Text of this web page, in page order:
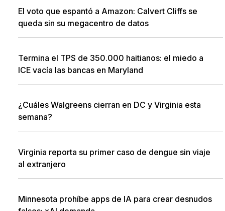
El voto que espantó a Amazon: Calvert Cliffs se
queda sin su megacentro de datos
Termina el TPS de 350.000 haitianos: el miedo a
ICE vacía las bancas en Maryland
¿Cuáles Walgreens cierran en DC y Virginia esta
semana?
Virginia reporta su primer caso de dengue sin viaje
al extranjero
Minnesota prohíbe apps de IA para crear desnudos